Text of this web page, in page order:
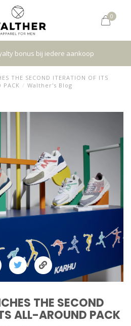
0
bonus bij iedere aankoop
THE SECOND ITERATION OF ITS
PACK / Walther's Blog
THE SECOND
ALL-AROUND PACK